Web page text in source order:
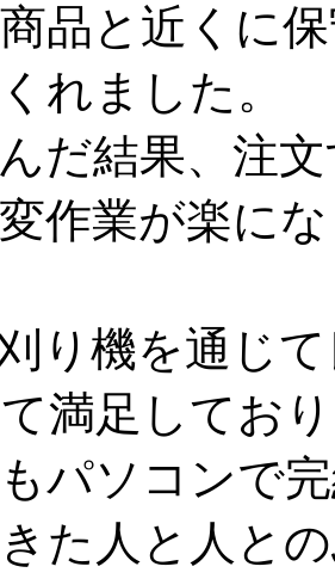
品と近くに
れました。
だ結果、注
作業が楽に
り機を通じ
満足してお
パソコンで
た人と人と